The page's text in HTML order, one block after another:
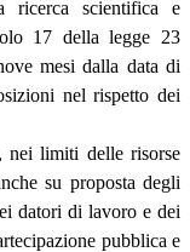
ricerca scientifica e
17 della legge 23
mesi dalla data di
nel rispetto dei
nei limiti delle risorse
su proposta degli
datori di lavoro e dei
pubblica e